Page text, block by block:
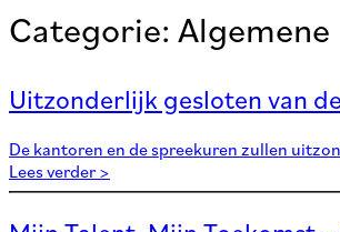
Categorie: Algemene
Uitzonderlijk gesloten van
De kantoren en de spreekuren zullen
Lees verder >